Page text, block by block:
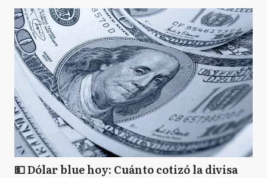
💵 Dólar blue hoy: Cuánto cotizó la divisa